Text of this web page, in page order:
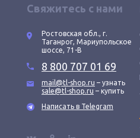
Свяжитесь с нами
Ростовская обл., г.
Таганрог, Мариупольское
шоссе, 71-В
8 800 707 01 69
mail@tl-shop.ru – узнать
sale@tl-shop.ru – купить
Написать в Telegram